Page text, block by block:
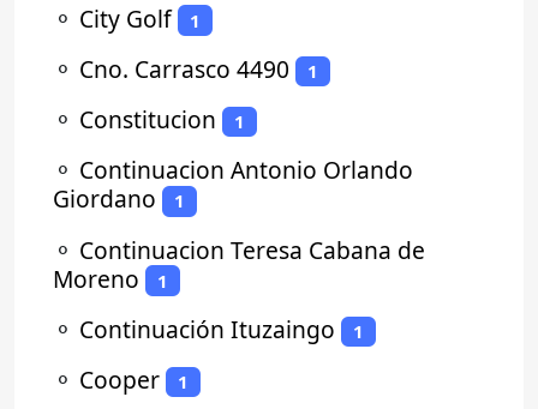
⚬ City Golf 1
⚬ Cno. Carrasco 4490 1
⚬ Constitucion 1
⚬ Continuacion Antonio Orlando
Giordano
1
⚬ Continuacion Teresa Cabana de
Moreno
1
⚬ Continuación Ituzaingo 1
⚬ Cooper 1